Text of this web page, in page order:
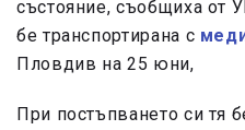
състояние, съобщиха от
бе транспортирана с
Пловдив на 25 юни,
При постъпването си тя